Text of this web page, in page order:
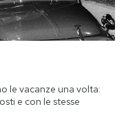
le vacanze una volta:
e con le stesse